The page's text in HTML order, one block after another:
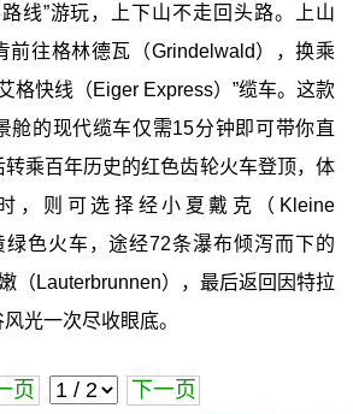
线”游玩，上下山不走回头路。上山
前往格林德瓦（Grindelwald），换乘
格快线（Eiger Express）”缆车。这款
舱的现代缆车仅需15分钟即可带你直
乘百年历史的红色齿轮火车登顶，体
，则可选择经小夏戴克（Kleine
绿色火车，途经72条瀑布倾泻而下的
（Lauterbrunnen），最后返回因特拉
光一次尽收眼底。
页 下一页